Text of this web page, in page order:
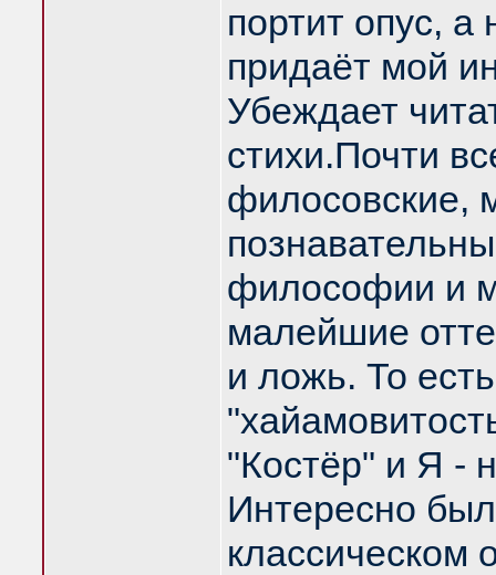
портит опус, а
придаёт мой
Убеждает
стихи.Почти
филосовские,
философии и
малейшие
и ложь. То
"Костёр" и Я -
Интересно
классическом